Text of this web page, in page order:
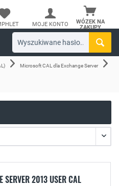
WÓZEK NA
ZAKUPY
MOJE KONTO
Microsoft CAL dla Exchange Server
SERVER 2013 USER CAL